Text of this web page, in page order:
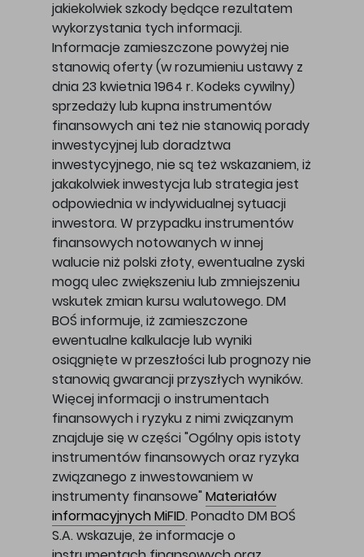
jakiekolwiek szkody będące rezultatem
wykorzystania tych informacji.
Informacje zamieszczone powyżej nie
stanowią oferty (w rozumieniu ustawy z
dnia 23 kwietnia 1964 r. Kodeks cywilny)
sprzedaży lub kupna instrumentów
finansowych ani też nie stanowią porady
inwestycyjnej lub doradztwa
inwestycyjnego, nie są też wskazaniem, iż
jakakolwiek inwestycja lub strategia jest
odpowiednia w indywidualnej sytuacji
inwestora. W przypadku instrumentów
finansowych notowanych w innej
walucie niż polski złoty, ewentualne zyski
mogą ulec zwiększeniu lub zmniejszeniu
wskutek zmian kursu walutowego. DM
BOŚ informuje, iż zamieszczone
ewentualne kalkulacje lub wyniki
osiągnięte w przeszłości lub prognozy nie
stanowią gwarancji przyszłych wyników.
Więcej informacji o instrumentach
finansowych i ryzyku z nimi związanym
znajduje się w części "Ogólny opis istoty
instrumentów finansowych oraz ryzyka
związanego z inwestowaniem w
instrumenty finansowe" Materiałów
informacyjnych MiFID. Ponadto DM BOŚ
S.A. wskazuje, że informacje o